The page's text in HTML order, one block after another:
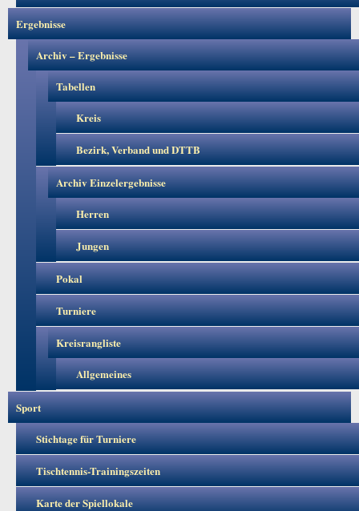
Ergebnisse
Archiv – Ergebnisse
Tabellen
Kreis
Bezirk, Verband und DTTB
Archiv Einzelergebnisse
Herren
Jungen
Pokal
Turniere
Kreisrangliste
Allgemeines
Sport
Stichtage für Turniere
Tischtennis-Trainingszeiten
Karte der Spiellokale